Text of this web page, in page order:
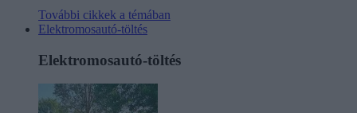
További cikkek a témában
Elektromosautó-töltés
Elektromosautó-töltés